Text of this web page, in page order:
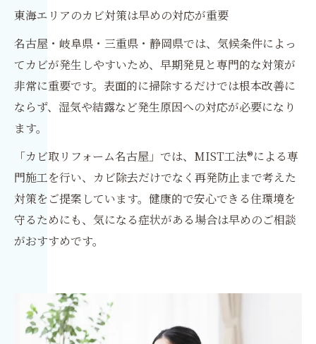
東海エリアのカビ対策は早めの対応が重要
名古屋・岐阜県・三重県・静岡県では、気候条件によっ
てカビが発生しやすいため、早期発見と専門的な対策が
非常に重要です。表面的に掃除するだけでは根本改善に
ならず、湿気や結露など発生原因への対応が必要になり
ます。
「カビ取リフォーム名古屋」では、MIST工法®による専
門施工を行い、カビ除去だけでなく再発防止まで考えた
対策をご提案しています。健康的で安心できる住環境を
守るためにも、気になる症状がある場合は早めのご相談
がおすすめです。